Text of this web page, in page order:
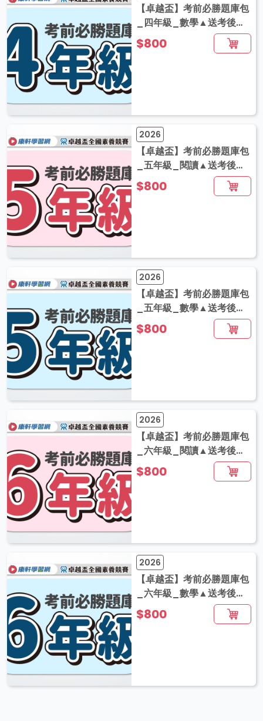
【卓越盃】考前必勝題庫包
_四年級_數學▲送考後影
音解題
$800
2026
【卓越盃】考前必勝題庫包
_五年級_閱讀▲送考後影
音解題
$800
2026
【卓越盃】考前必勝題庫包
_五年級_數學▲送考後影
音解題
$800
2026
【卓越盃】考前必勝題庫包
_六年級_閱讀▲送考後影
音解題
$800
2026
【卓越盃】考前必勝題庫包
_六年級_數學▲送考後影
音解題
$800